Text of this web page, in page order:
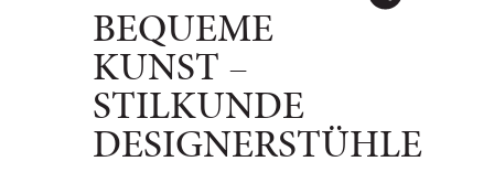
BEQUEME
KUNST –
STILKUNDE
DESIGNERSTÜHLE